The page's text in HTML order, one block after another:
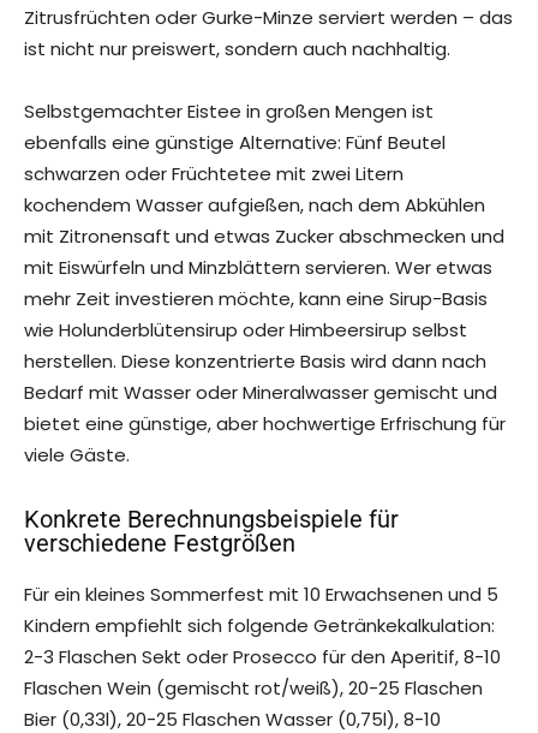
Zitrusfrüchten oder Gurke-Minze serviert werden – das
ist nicht nur preiswert, sondern auch nachhaltig.
Selbstgemachter Eistee in großen Mengen ist
ebenfalls eine günstige Alternative: Fünf Beutel
schwarzen oder Früchtetee mit zwei Litern
kochendem Wasser aufgießen, nach dem Abkühlen
mit Zitronensaft und etwas Zucker abschmecken und
mit Eiswürfeln und Minzblättern servieren. Wer etwas
mehr Zeit investieren möchte, kann eine Sirup-Basis
wie Holunderblütensirup oder Himbeersirup selbst
herstellen. Diese konzentrierte Basis wird dann nach
Bedarf mit Wasser oder Mineralwasser gemischt und
bietet eine günstige, aber hochwertige Erfrischung für
viele Gäste.
Konkrete Berechnungsbeispiele für
verschiedene Festgrößen
Für ein kleines Sommerfest mit 10 Erwachsenen und 5
Kindern empfiehlt sich folgende Getränkekalkulation:
2-3 Flaschen Sekt oder Prosecco für den Aperitif, 8-10
Flaschen Wein (gemischt rot/weiß), 20-25 Flaschen
Bier (0,33l), 20-25 Flaschen Wasser (0,75l), 8-10